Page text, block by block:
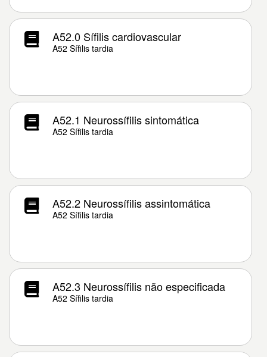
A52.0 Sífilis cardiovascular
A52 Sífilis tardia
A52.1 Neurossífilis sintomática
A52 Sífilis tardia
A52.2 Neurossífilis assintomática
A52 Sífilis tardia
A52.3 Neurossífilis não especificada
A52 Sífilis tardia